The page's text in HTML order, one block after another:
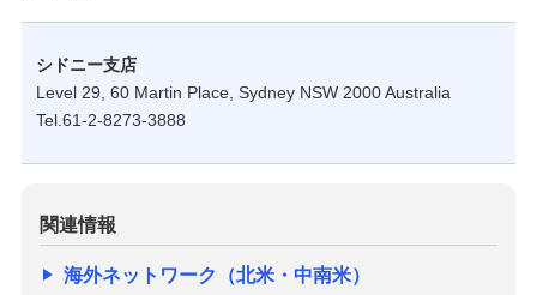
シドニー支店
Level 29, 60 Martin Place, Sydney NSW 2000 Australia
Tel.61-2-8273-3888
関連情報
海外ネットワーク（北米・中南米）